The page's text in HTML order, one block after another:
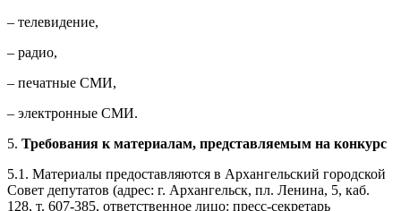
– телевидение,
– радио,
– печатные СМИ,
– электронные СМИ.
5. Требования к материалам, представляемым на конкурс
5.1. Материалы предоставляются в Архангельский городской
Совет депутатов (адрес: г. Архангельск, пл. Ленина, 5, каб.
128, т. 607-385, ответственное лицо: пресс-секретарь